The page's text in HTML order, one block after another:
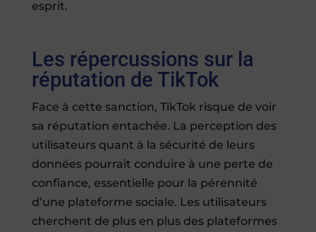
esprit.
Les répercussions sur la
réputation de TikTok
Face à cette sanction, TikTok risque de voir
sa réputation entachée. La perception des
utilisateurs quant à la sécurité de leurs
données pourrait conduire à une perte de
confiance, essentielle pour la pérennité
d’une plateforme sociale. Les utilisateurs
cherchent de plus en plus des plateformes